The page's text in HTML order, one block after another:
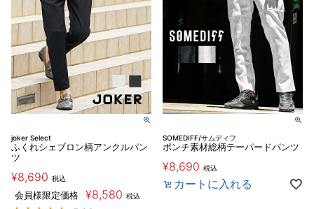
joker Select
ふくれシェブロン柄アンクルパン
ツ
¥8,690 税込
会員様限定価格 ¥8,580 税込
SOMEDIFF/サムディフ
ポンチ素材総柄テーパードパンツ
¥8,690 税込
カートに入れる